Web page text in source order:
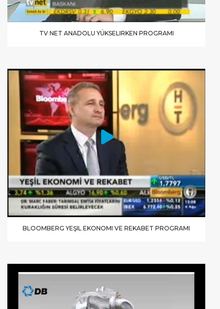
TV NET ANADOLU YÜKSELIRKEN PROGRAMI
BLOOMBERG YEŞIL EKONOMI VE REKABET PROGRAMI